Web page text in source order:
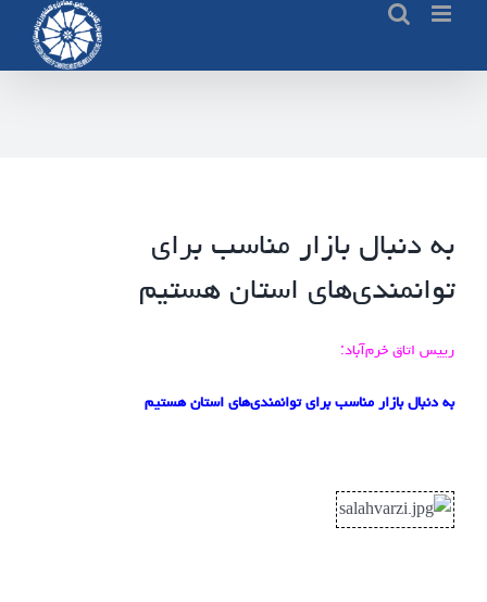
content
به دنبال بازار مناسب برای
توانمندی‌های استان هستیم
رییس اتاق خرم‌آباد:
به دنبال بازار مناسب برای توانمندی‌های استان هستیم